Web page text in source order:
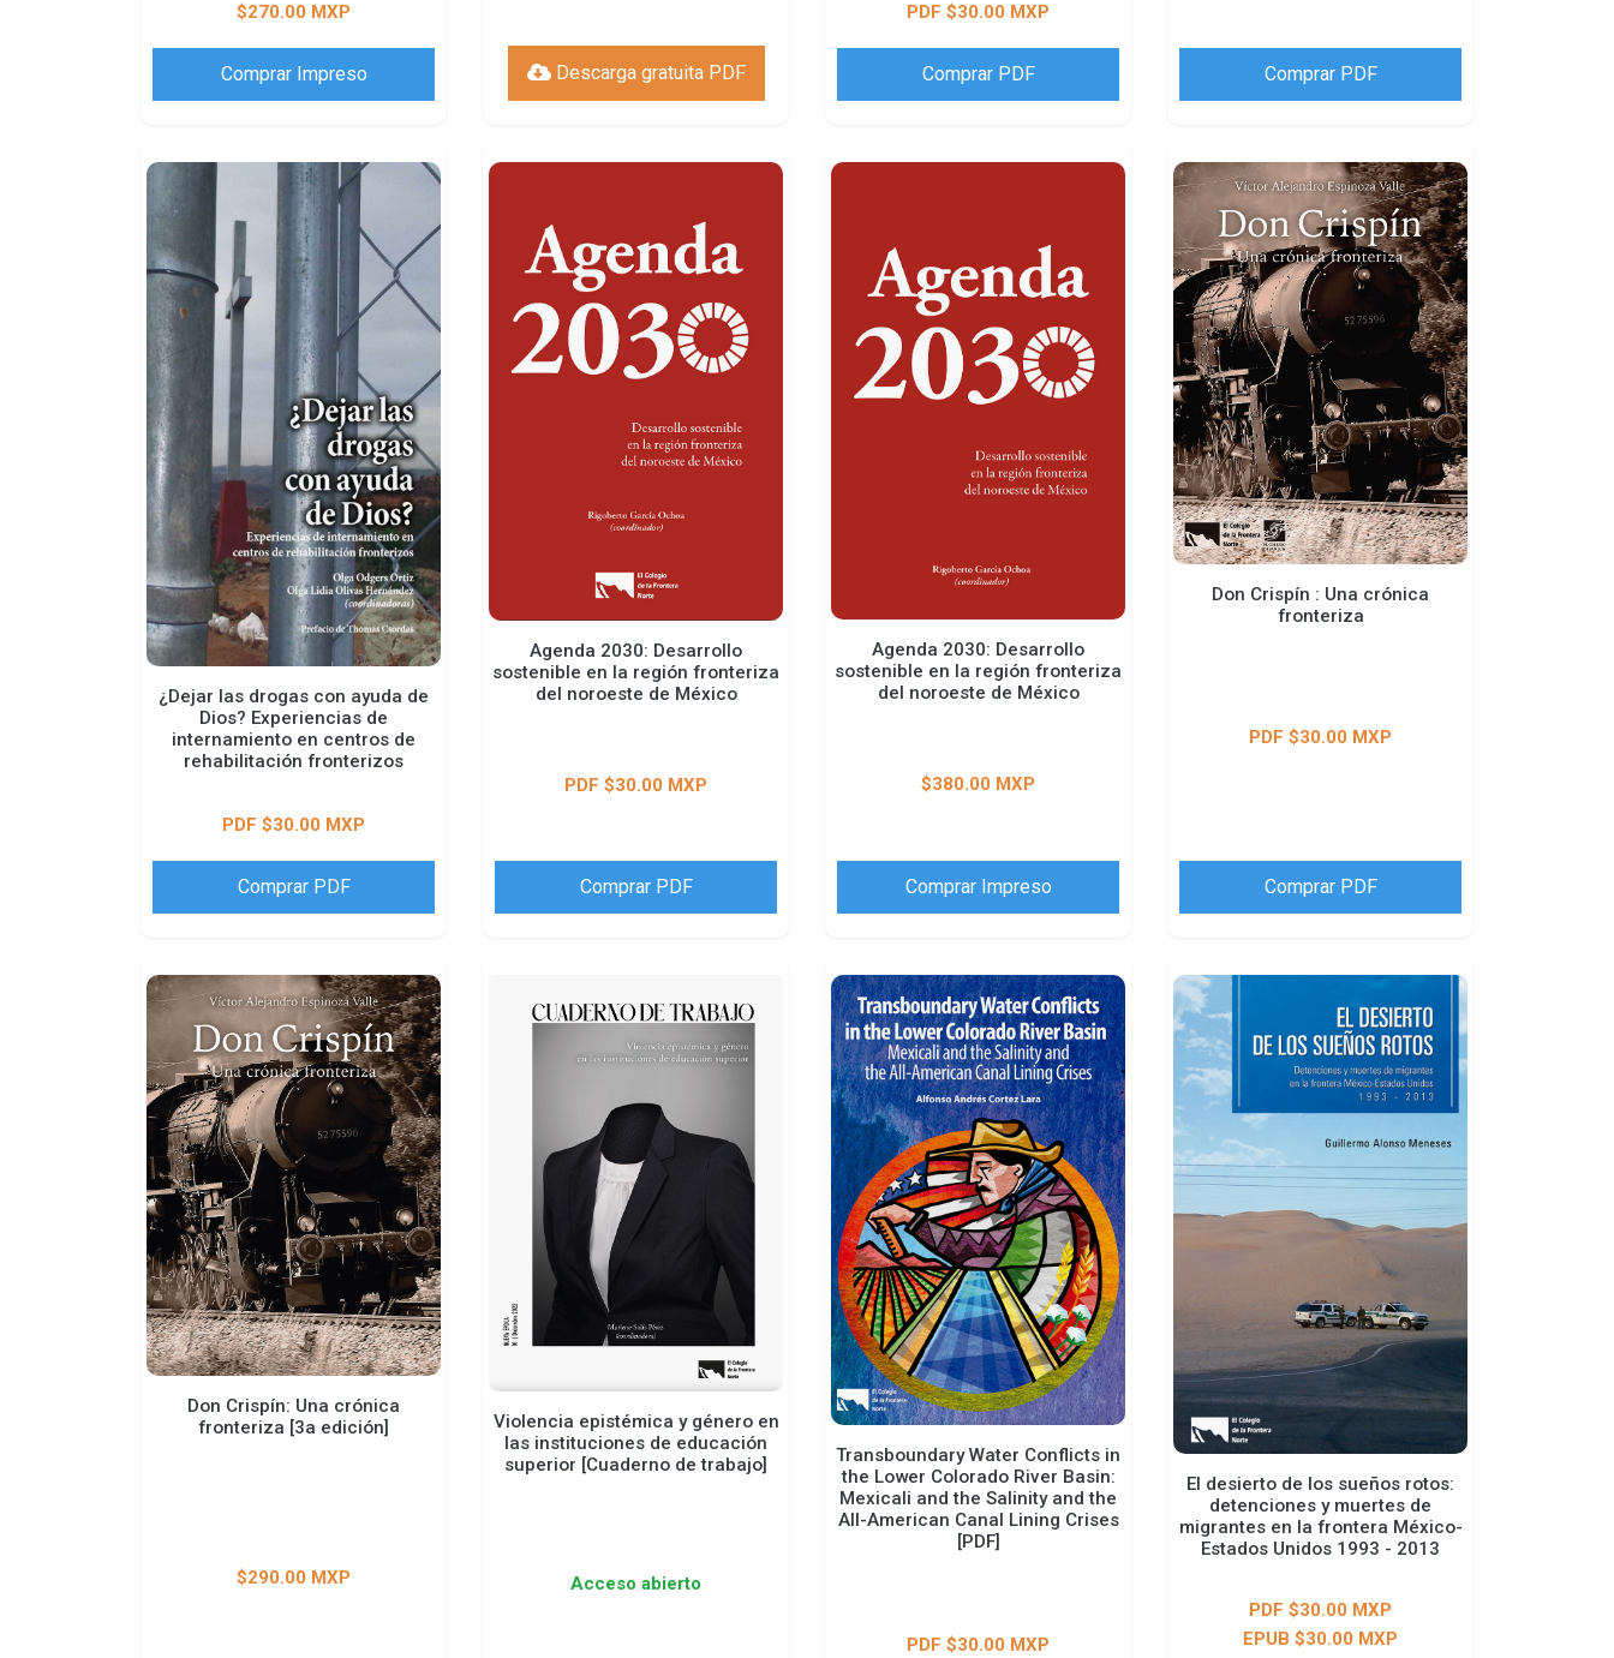
$270.00 MXP
Comprar Impreso Descarga gratuita PDF
PDF $30.00 MXP
Comprar PDF Comprar PDF
¿Dejar las drogas con ayuda de
Dios? Experiencias de
internamiento en centros de
rehabilitación fronterizos
PDF $30.00 MXP
Comprar PDF
Agenda 2030: Desarrollo
sostenible en la región fronteriza
del noroeste de México
PDF $30.00 MXP
Comprar PDF
Agenda 2030: Desarrollo
sostenible en la región fronteriza
del noroeste de México
$380.00 MXP
Comprar Impreso
Don Crispín : Una crónica
fronteriza
PDF $30.00 MXP
Comprar PDF
Don Crispín: Una crónica
fronteriza [3a edición]
$290.00 MXP
Violencia epistémica y género en
las instituciones de educación
superior [Cuaderno de trabajo]
Acceso abierto
Transboundary Water Conflicts in
the Lower Colorado River Basin:
Mexicali and the Salinity and the
All-American Canal Lining Crises
[PDF]
PDF $30.00 MXP
El desierto de los sueños rotos:
detenciones y muertes de
migrantes en la frontera México-
Estados Unidos 1993 - 2013
PDF $30.00 MXP
EPUB $30.00 MXP